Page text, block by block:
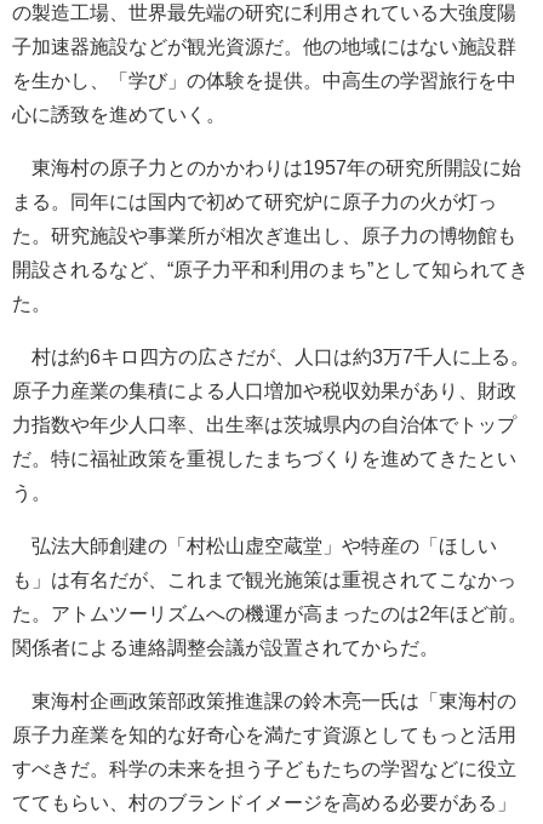
の製造工場、世界最先端の研究に利用されている大強度陽
子加速器施設などが観光資源だ。他の地域にはない施設群
を生かし、「学び」の体験を提供。中高生の学習旅行を中
心に誘致を進めていく。
東海村の原子力とのかかわりは1957年の研究所開設に始
まる。同年には国内で初めて研究炉に原子力の火が灯っ
た。研究施設や事業所が相次ぎ進出し、原子力の博物館も
開設されるなど、“原子力平和利用のまち”として知られてき
た。
村は約6キロ四方の広さだが、人口は約3万7千人に上る。
原子力産業の集積による人口増加や税収効果があり、財政
力指数や年少人口率、出生率は茨城県内の自治体でトップ
だ。特に福祉政策を重視したまちづくりを進めてきたとい
う。
弘法大師創建の「村松山虚空蔵堂」や特産の「ほしい
も」は有名だが、これまで観光施策は重視されてこなかっ
た。アトムツーリズムへの機運が高まったのは2年ほど前。
関係者による連絡調整会議が設置されてからだ。
東海村企画政策部政策推進課の鈴木亮一氏は「東海村の
原子力産業を知的な好奇心を満たす資源としてもっと活用
すべきだ。科学の未来を担う子どもたちの学習などに役立
ててもらい、村のブランドイメージを高める必要がある」